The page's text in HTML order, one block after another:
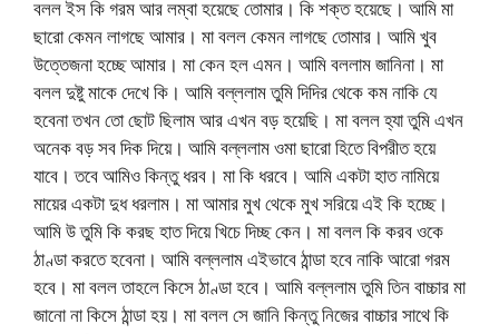
বলল ইস কি গরম আর লম্বা হয়েছে তোমার। কি শক্ত হয়েছে। আমি মা
ছারো কেমন লাগছে আমার। মা বলল কেমন লাগছে তোমার। আমি খুব
উত্তেজনা হচ্ছে আমার। মা কেন হল এমন। আমি বললাম জানিনা। মা
বলল দুষ্টু মাকে দেখে কি। আমি বল্ললাম তুমি দিদির থেকে কম নাকি যে
হবেনা তখন তো ছোট ছিলাম আর এখন বড় হয়েছি। মা বলল হ্যা তুমি এখন
অনেক বড় সব দিক দিয়ে। আমি বল্ললাম ওমা ছারো হিতে বিপরীত হয়ে
যাবে। তবে আমিও কিন্তু ধরব। মা কি ধরবে। আমি একটা হাত নামিয়ে
মায়ের একটা দুধ ধরলাম। মা আমার মুখ থেকে মুখ সরিয়ে এই কি হচ্ছে।
আমি উ তুমি কি করছ হাত দিয়ে খিচে দিচ্ছ কেন। মা বলল কি করব ওকে
ঠাণ্ডা করতে হবেনা। আমি বল্ললাম এইভাবে ঠান্ডা হবে নাকি আরো গরম
হবে। মা বলল তাহলে কিসে ঠাণ্ডা হবে। আমি বল্ললাম তুমি তিন বাচ্চার মা
জানো না কিসে ঠান্ডা হয়। মা বলল সে জানি কিন্তু নিজের বাচ্চার সাথে কি